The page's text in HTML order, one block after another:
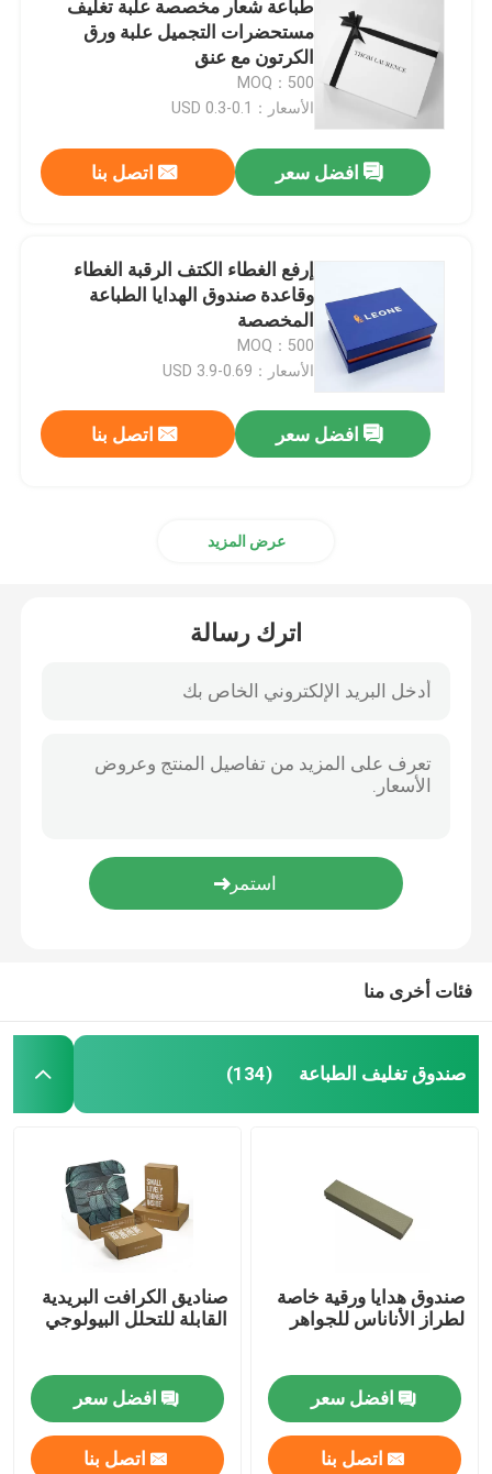
تغليف هدايا صندوق الساعة
عبوات الهدايا المخصصة
صندوق تغليف ورق الكرافت
كيس ورق الكرافت
أكياس الهدايا الورقية القابلة لإعادة التدوير
طباعة شعار مخصصة علبة تغليف
مستحضرات التجميل علبة ورق
الكرتون مع عنق
MOQ：500
الأسعار：0.1-0.3 USD
افضل سعر اتصل بنا
إرفع الغطاء الكتف الرقبة الغطاء
وقاعدة صندوق الهدايا الطباعة
المخصصة
MOQ：500
الأسعار：0.69-3.9 USD
افضل سعر اتصل بنا
عرض المزيد
اترك رسالة
فئات أخرى منا
صندوق تغليف الطباعة (134)
صندوق هدايا ورقية خاصة
لطراز الأناناس للجواهر
افضل سعر
اتصل بنا
صناديق الكرافت البريدية
القابلة للتحلل البيولوجي
افضل سعر
اتصل بنا